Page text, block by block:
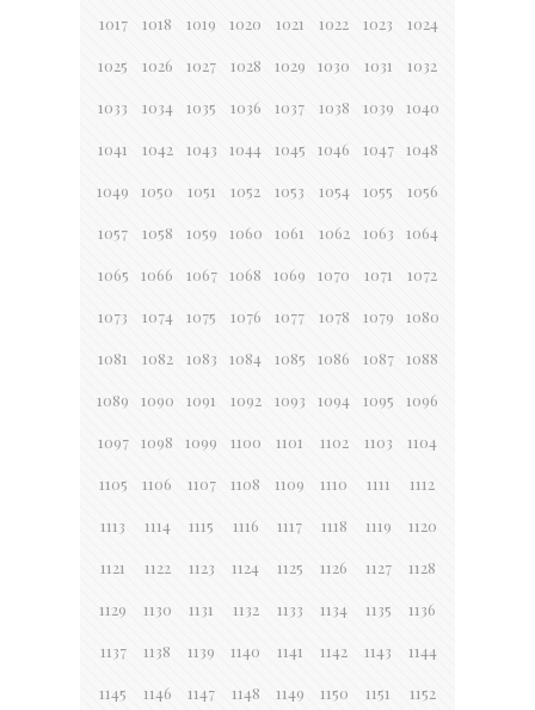
1017 1018 1019 1020 1021 1022 1023 1024
1025 1026 1027 1028 1029 1030 1031 1032
1033 1034 1035 1036 1037 1038 1039 1040
1041 1042 1043 1044 1045 1046 1047 1048
1049 1050 1051 1052 1053 1054 1055 1056
1057 1058 1059 1060 1061 1062 1063 1064
1065 1066 1067 1068 1069 1070 1071 1072
1073 1074 1075 1076 1077 1078 1079 1080
1081 1082 1083 1084 1085 1086 1087 1088
1089 1090 1091 1092 1093 1094 1095 1096
1097 1098 1099 1100 1101 1102 1103 1104
1105 1106 1107 1108 1109 1110 1111 1112
1113 1114 1115 1116 1117 1118 1119 1120
1121 1122 1123 1124 1125 1126 1127 1128
1129 1130 1131 1132 1133 1134 1135 1136
1137 1138 1139 1140 1141 1142 1143 1144
1145 1146 1147 1148 1149 1150 1151 1152